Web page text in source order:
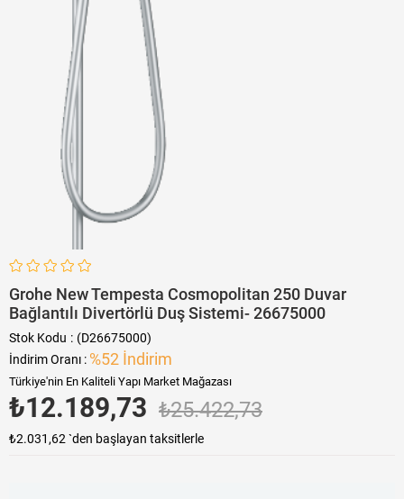
Grohe New Tempesta Cosmopolitan 250 Duvar
Bağlantılı Divertörlü Duş Sistemi- 26675000
Stok Kodu
(D26675000)
İndirim Oranı : %52 İndirim
Türkiye'nin En Kaliteli Yapı Market Mağazası
₺25.422,73
₺12.189,73
₺2.031,62 `den başlayan taksitlerle